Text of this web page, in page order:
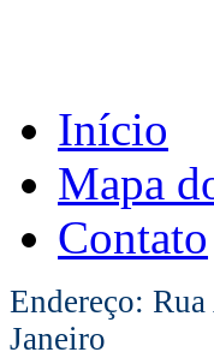
Início
Mapa
Contato
Endereço:
Janeiro